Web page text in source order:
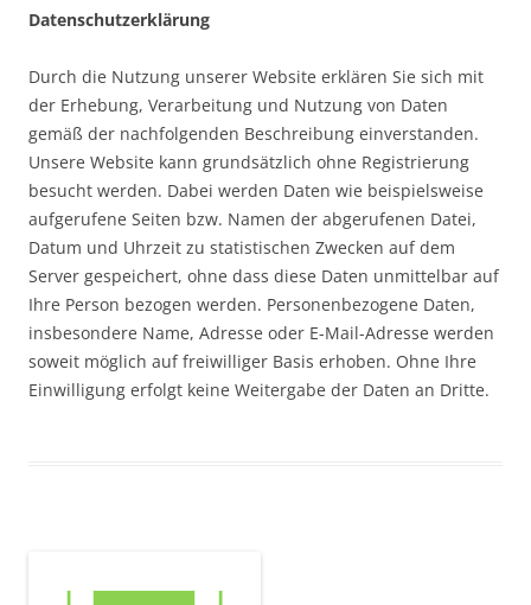
Datenschutzerklärung
Durch die Nutzung unserer Website erklären Sie sich mit
der Erhebung, Verarbeitung und Nutzung von Daten
gemäß der nachfolgenden Beschreibung einverstanden.
Unsere Website kann grundsätzlich ohne Registrierung
besucht werden. Dabei werden Daten wie beispielsweise
aufgerufene Seiten bzw. Namen der abgerufenen Datei,
Datum und Uhrzeit zu statistischen Zwecken auf dem
Server gespeichert, ohne dass diese Daten unmittelbar auf
Ihre Person bezogen werden. Personenbezogene Daten,
insbesondere Name, Adresse oder E-Mail-Adresse werden
soweit möglich auf freiwilliger Basis erhoben. Ohne Ihre
Einwilligung erfolgt keine Weitergabe der Daten an Dritte.